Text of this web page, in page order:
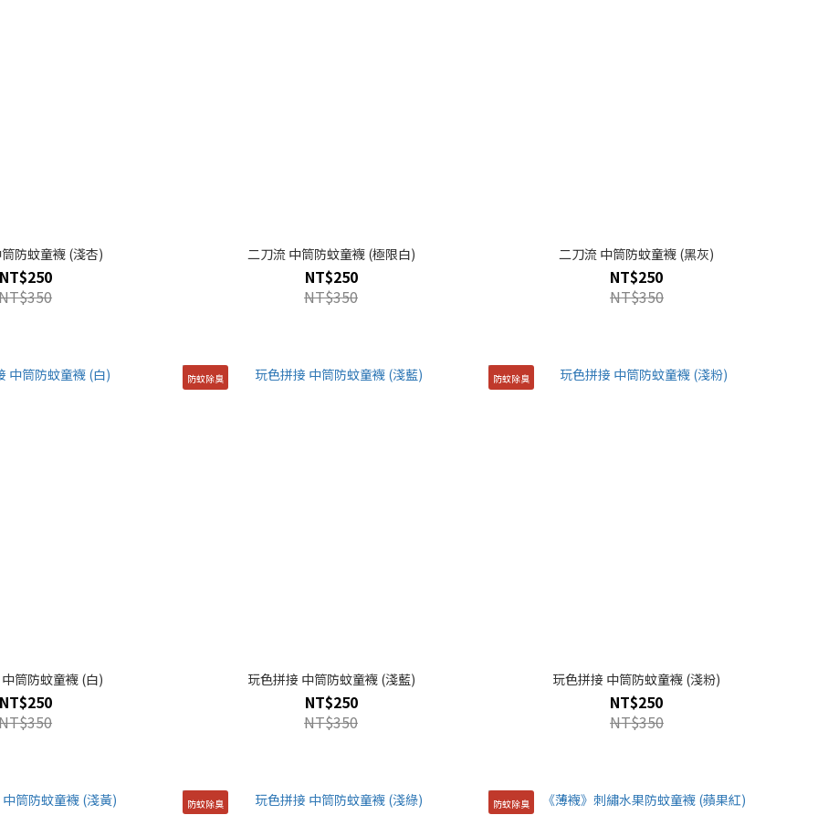
防蚊童襪 (淺杏)
NT$250
二刀流 中筒防蚊童襪 (極限白)
NT$250
NT$350
二刀流 中筒防蚊童襪 (黑灰)
NT$250
NT$350
筒防蚊童襪 (白)
NT$250
防蚊除臭
玩色拼接 中筒防蚊童襪 (淺藍)
NT$250
NT$350
防蚊除臭
玩色拼接 中筒防蚊童襪 (淺粉)
NT$250
NT$350
防蚊除臭 防蚊除臭